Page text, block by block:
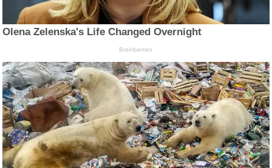
Olena Zelenska's Life Changed Overnight
Brainberries